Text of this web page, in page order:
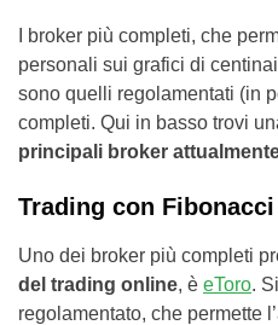
I broker più completi, che
personali sui grafici di
sono quelli regolamentati (in
completi. Qui in basso trovi
principali broker
Trading con
Uno dei broker più completi
del trading online, è eToro.
regolamentato, che permette